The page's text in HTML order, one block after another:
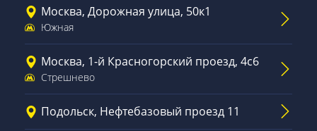
Москва, Дорожная улица, 50к1
Южная
Москва, 1-й Красногорский проезд, 4с6
Стрешнево
Подольск, Нефтебазовый проезд 11